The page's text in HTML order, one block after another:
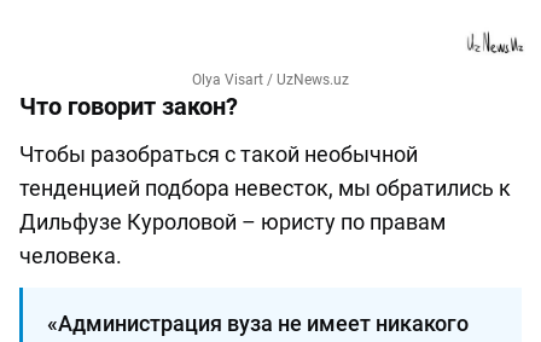
Olya Visart / UzNews.uz
Что говорит закон?
Чтобы разобраться с такой необычной
тенденцией подбора невесток, мы обратились к
Дильфузе Куроловой – юристу по правам
человека.
«Администрация вуза не имеет никакого